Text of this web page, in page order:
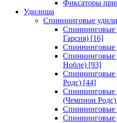
Фиксаторы
Удилища
Спиннинговые
Спиннинговые
Гарсия) [16]
Спиннинговые
Спиннинговые
Нобле) [93]
Спиннинговые
Родс) [44]
Спиннинговые
(Чемпион Родс)
Спиннинговые
Спиннинговые